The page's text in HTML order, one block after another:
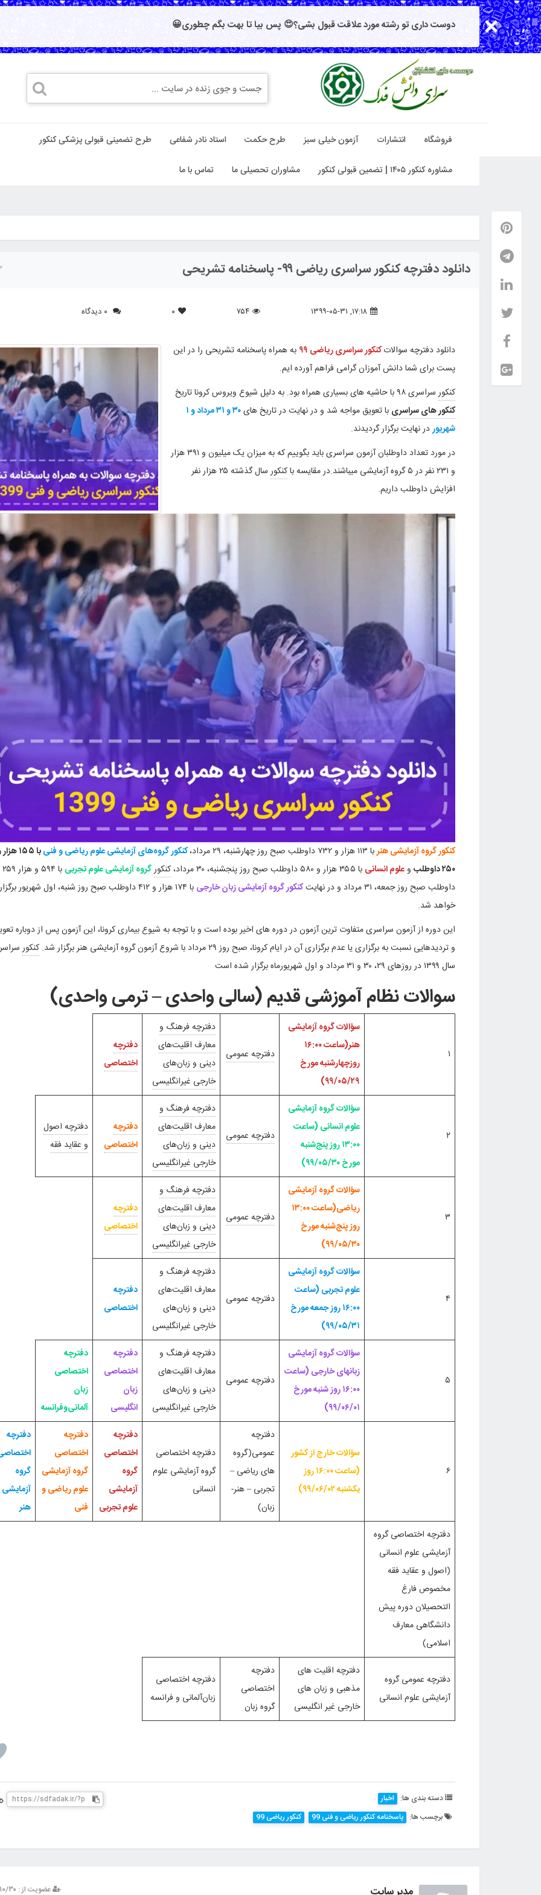
دوست داری تو رشته مورد علاقت قبول بشی؟😍 پس بیا تا بهت بگم چطوری😀
فروشگاه انتشارات آزمون خیلی سبز طرح حکمت استاد نادر شفاعی طرح تضمینی قبولی پزشکی کنکور
مشاوره کنکور ۱۴۰۵ | تضمین قبولی کنکور مشاوران تحصیلی ما تماس با ما
دانلود دفترچه کنکور سراسری ریاضی ۹۹- پاسخنامه تشریحی
۱۷:۱۸, ۱۳۹۹-۰۵-۳۱ ۷۵۴ ۰
دانلود دفترچه سوالاتکنکور سراسریریاضی ۹۹
به همراه پاسخنامه تشریحی را در این
پست برای شما دانش آموزان گرامی فراهم آورده ایم.
کنکورسراسری ۹۸ با حاشیه های بسیاری همراه بود. به دلیل شیوع ویروس کرونا تاریخ
کنکور های سراسری با تعویق مواجه شد و در نهایت در تاریخ های
۳۰ و ۳۱ مرداد و ۱
شهریوردر نهایت برگزار گردیدند.
در مورد تعداد داوطلبان آزمون سراسری باید بگوییم که به میزان یک میلیون و ۳۹۱ هزار
و ۲۳۱ نفر در ۵ گروه آزمایشی میباشند.در مقایسه با
کنکور
سال گذشته ۲۵ هزار نفر
افزایش داوطلب داریم.
کنکور گروه آزمایشی هنربا ۱۱۳ هزار و ۷۳۲ داوطلب صبح روز چهارشنبه، ۲۹ مرداد، کنکور گروه‌های آزمایشی علوم ریاضیو فنی
با ۱۵۵
۲۵۰ داوطلب
وعلوم انسانی با ۳۵۵ هزار و ۵۸۰ داوطلب صبح روز پنجشنبه، ۳۰ مرداد، کنکورگروه آزمایشی علوم تجربی
با ۵۹۴ و هزار ۲۵۹
داوطلب صبح روز جمعه، ۳۱ مرداد و در نهایت
کنکور گروه آزمایشی زبان خارجی
با ۱۷۴ هزار و ۴۱۲ داوطلب صبح روز شنبه، اول شهریور برگزار
خواهد شد.
این دوره از آزمون سراسری متفاوت ترین آزمون در دوره های اخیر بوده است و با توجه به شیوع بیماری کرونا، این آزمون پس از دوباره
و تردیدهایی نسبت به برگزاری یا عدم برگزاری آن در ایام کرونا، صبح روز ۲۹ مرداد با شروع آزمون گروه آزمایشی هنر برگزار شد.
کنکور
سال ۱۳۹۹ در روزهای ۲۹، ۳۰ و ۳۱ مرداد و اول شهریورماه برگزار شده است
سوالات نظام آموزشی قدیم (سالی واحدی – ترمی واحدی)
۱
سؤالات گروه آزمایشی
هنر(ساعت ۱۶:۰۰
روزچهارشنبه مورخ
۹۹/۰۵/۲۹)
دفترچه عمومی
دفترچه فرهنگ و
معارف اقلیت‌های
دینی و زبان‌های
خارجی غیرانگلیسی
دفترچه
اختصاصی
۲
سؤالات گروه آزمایشی
علوم انسانی (ساعت
۱۳:۰۰ روز پنج‌شنبه
مورخ ۹۹/۰۵/۳۰)
دفترچه عمومی
دفترچه فرهنگ و
معارف اقلیت‌های
دینی و زبان‌های
خارجی غیرانگلیسی
دفترچه
اختصاصی
دفترچه اصول
و عقاید فقه
۳
سؤالات گروه آزمایشی
ریاضی(ساعت ۱۳:۰۰
روز پنج‌شنبه مورخ
۹۹/۰۵/۳۰)
دفترچه عمومی
دفترچه فرهنگ و
معارف اقلیت‌های
دینی و زبان‌های
خارجی غیرانگلیسی
دفترچه
اختصاصی
۴
سؤالات گروه آزمایشی
علوم تجربی (ساعت
۱۶:۰۰ روز جمعه مورخ
۹۹/۰۵/۳۱)
دفترچه عمومی
دفترچه فرهنگ و
معارف اقلیت‌های
دینی و زبان‌های
خارجی غیرانگلیسی
دفترچه
اختصاصی
۵
سؤالات گروه آزمایشی
زبانهای خارجی (ساعت
۱۶:۰۰ روز شنبه مورخ
۹۹/۰۶/۰۱)
دفترچه عمومی
دفترچه فرهنگ و
معارف اقلیت‌های
دینی و زبان‌های
خارجی غیرانگلیسی
دفترچه
اختصاصی
زبان
انگلیسی
دفترچه
اختصاصی
زبان
آلمانی‌وفرانسه
۶
سؤالات خارج از کشور
(ساعت ۱۶:۰۰ روز
یکشنبه ۹۹/۰۶/۰۲)
دفترچه
عمومی(گروه
های ریاضی –
تجربی – هنر-
زبان)
دفترچه اختصاصی
گروه آزمایشی علوم
انسانی
دفترچه
اختصاصی
گروه
آزمایشی
علوم تجربی
دفترچه
اختصاصی
گروه آزمایشی
علوم ریاضی و
فنی
دفترچه
گروه
آزمایشی
هنر
دفترچه اختصاصی گروه
آزمایشی علوم انسانی
(اصول و عقاید فقه
مخصوص فارغ
التحصیلان دوره پیش
دانشگاهی معارف
اسلامی)
دفترچه عمومی گروه
آزمایشی علوم انسانی
دفترچه اقلیت های
مذهبی و زبان های
خارجی غیر انگلیسی
دفترچه
اختصاصی
گروه زبان
دفترچه اختصاصی
زبان‌آلمانی و فرانسه
دسته بندی ها: اخبار
برچسب ها: پاسخنامه کنکور ریاضی و فنی 99 کنکور ریاضی 99
عضویت از : ۱۳۹۳/۱۰/۳۰